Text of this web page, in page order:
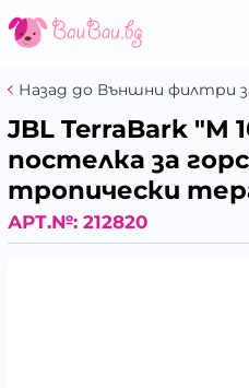
Назад до Външни филтри
JBL TerraBark "M
постелка за
тропически
АРТ.№: 212820